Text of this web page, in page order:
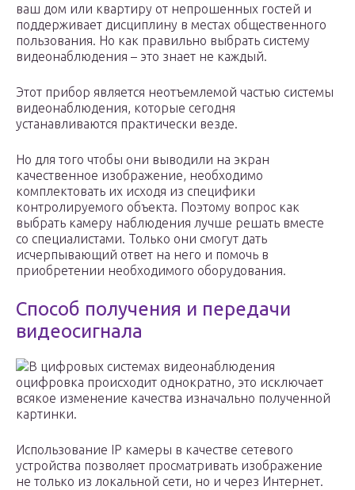
ваш дом или квартиру от непрошенных гостей и
поддерживает дисциплину в местах общественного
пользования. Но как правильно выбрать систему
видеонаблюдения – это знает не каждый.
Этот прибор является неотъемлемой частью системы
видеонаблюдения, которые сегодня
устанавливаются практически везде.
Но для того чтобы они выводили на экран
качественное изображение, необходимо
комплектовать их исходя из специфики
контролируемого объекта. Поэтому вопрос как
выбрать камеру наблюдения лучше решать вместе
со специалистами. Только они смогут дать
исчерпывающий ответ на него и помочь в
приобретении необходимого оборудования.
Способ получения и передачи
видеосигнала
В цифровых системах видеонаблюдения
оцифровка происходит однократно, это исключает
всякое изменение качества изначально полученной
картинки.
Использование IP камеры в качестве сетевого
устройства позволяет просматривать изображение
не только из локальной сети, но и через Интернет.